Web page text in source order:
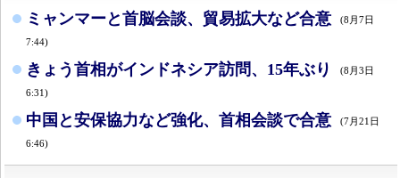
ミャンマーと首脳会談、貿易拡大など合意 (8月7日
7:44)
きょう首相がインドネシア訪問、15年ぶり (8月3日
6:31)
中国と安保協力など強化、首相会談で合意 (7月21日
6:46)